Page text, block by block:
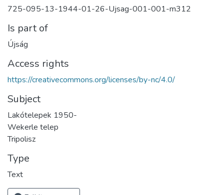
725-095-13-1944-01-26-Ujsag-001-001-m312
Is part of
Újság
Access rights
https://creativecommons.org/licenses/by-nc/4.0/
Subject
Lakótelepek 1950-
Wekerle telep
Tripolisz
Type
Text